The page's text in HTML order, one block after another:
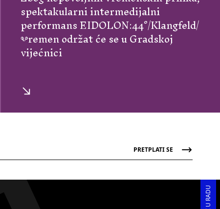
spektakularni intermedijalni
performans EIDOLON:44°/Klangfeld/
Ⰲremen održat će se u Gradskoj
vijećnici
PRETPLATI SE